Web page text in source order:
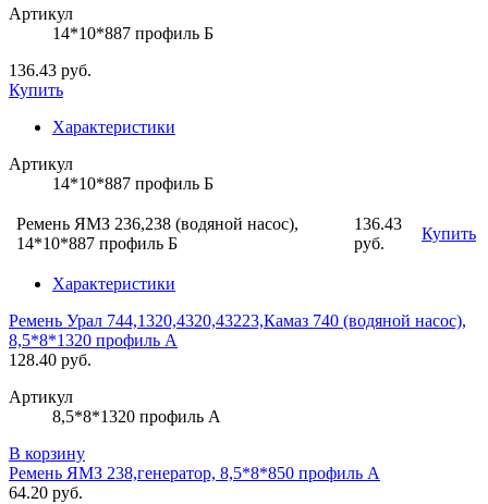
Артикул
14*10*887 профиль Б
136.43 руб.
Купить
Характеристики
Артикул
14*10*887 профиль Б
Ремень ЯМЗ 236,238 (водяной насос),
14*10*887 профиль Б
136.43
руб.
Купить
Характеристики
Ремень Урал 744,1320,4320,43223,Камаз 740 (водяной насос),
8,5*8*1320 профиль А
128.40 руб.
Артикул
8,5*8*1320 профиль А
В корзину
Ремень ЯМЗ 238,генератор, 8,5*8*850 профиль А
64.20 руб.